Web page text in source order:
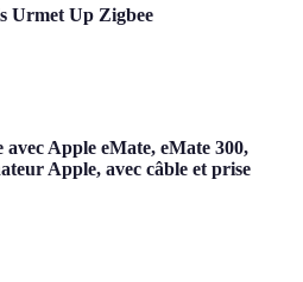
Urmet Up Zigbee
Apple eMate, eMate 300,
Apple, avec câble et prise